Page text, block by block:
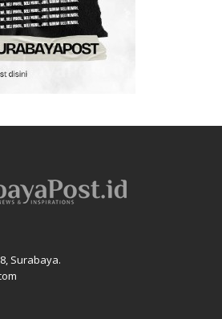
Surabaya.